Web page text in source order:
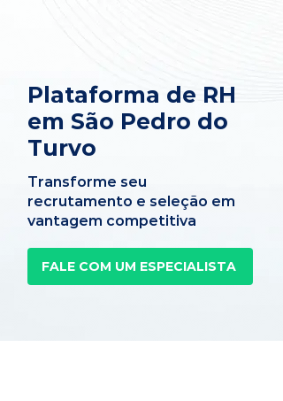
Plataforma de RH
em São Pedro do
Turvo
Transforme seu
recrutamento e seleção em
vantagem competitiva
FALE COM UM ESPECIALISTA